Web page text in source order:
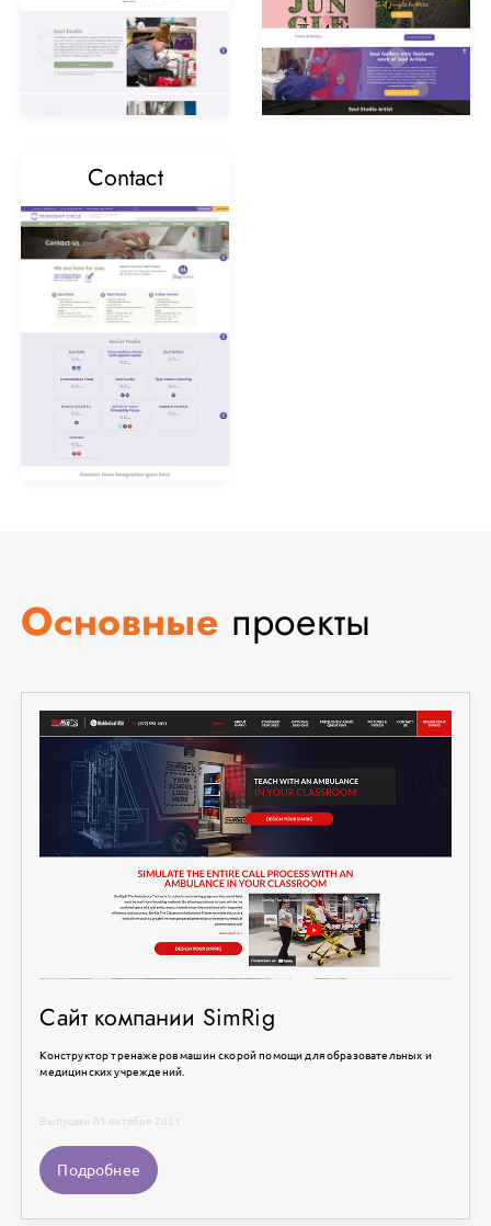
Contact
Основные проекты
Сайт компании SimRig
Конструктор тренажеров машин скорой помощи для образовательных и
медицинских учреждений.
Выпущен 01 октября 2021
Подробнее